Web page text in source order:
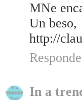
MNe
Un beso,
http://
In a